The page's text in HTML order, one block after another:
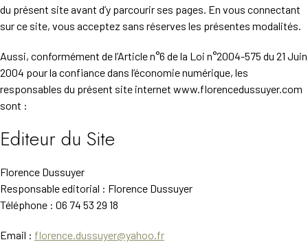
du présent site avant d’y parcourir ses pages. En vous connectant
sur ce site, vous acceptez sans réserves les présentes modalités.
Aussi, conformément de l’Article n°6 de la Loi n°2004-575 du 21 Juin
2004 pour la confiance dans l’économie numérique, les
responsables du présent site internet www.florencedussuyer.com
sont :
Editeur du Site
Florence Dussuyer
Responsable editorial : Florence Dussuyer
Téléphone : 06 74 53 29 18
Email : florence.dussuyer@yahoo.fr